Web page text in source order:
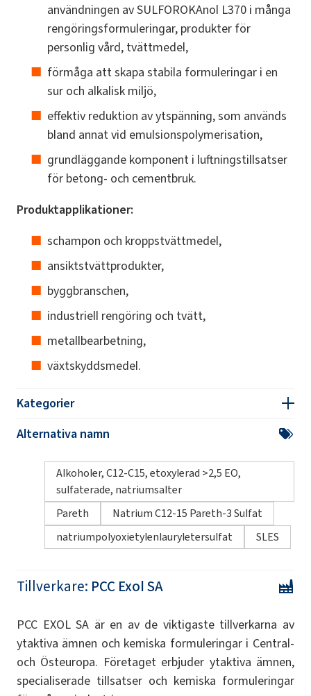
användningen av SULFOROKAnol L370 i många
rengöringsformuleringar, produkter för
personlig vård, tvättmedel,
förmåga att skapa stabila formuleringar i en
sur och alkalisk miljö,
effektiv reduktion av ytspänning, som används
bland annat vid emulsionspolymerisation,
grundläggande komponent i luftningstillsatser
för betong- och cementbruk.
Produktapplikationer:
schampon och kroppstvättmedel,
ansiktstvättprodukter,
byggbranschen,
industriell rengöring och tvätt,
metallbearbetning,
växtskyddsmedel.
Kategorier
Alternativa namn
Alkoholer, C12-C15, etoxylerad >2,5 EO,
sulfaterade, natriumsalter
Pareth
Natrium C12-15 Pareth-3 Sulfat
natriumpolyoxietylenlauryletersulfat
SLES
Tillverkare: PCC Exol SA
PCC EXOL SA är en av de viktigaste tillverkarna av
ytaktiva ämnen och kemiska formuleringar i Central-
och Östeuropa. Företaget erbjuder ytaktiva ämnen,
specialiserade tillsatser och kemiska formuleringar